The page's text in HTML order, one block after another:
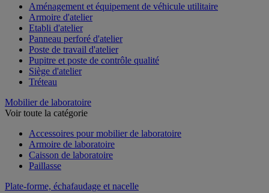
Aménagement et équipement de véhicule utilitaire
Armoire d'atelier
Etabli d'atelier
Panneau perforé d'atelier
Poste de travail d'atelier
Pupitre et poste de contrôle qualité
Siège d'atelier
Tréteau
Mobilier de laboratoire
Voir toute la catégorie
Accessoires pour mobilier de laboratoire
Armoire de laboratoire
Caisson de laboratoire
Paillasse
Plate-forme, échafaudage et nacelle